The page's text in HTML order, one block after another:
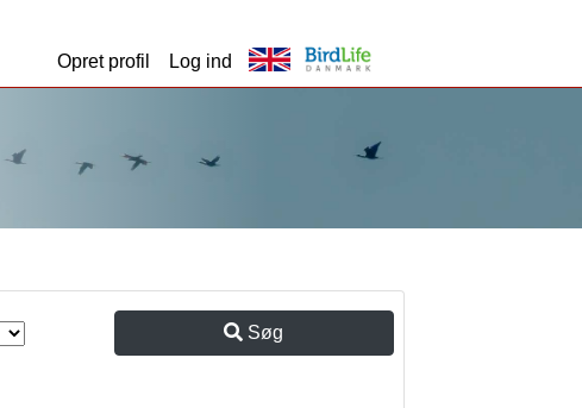
Opret profil Log ind
Søg